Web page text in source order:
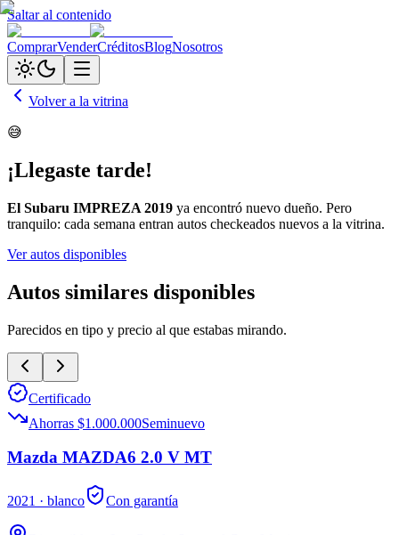
Saltar al contenido
ComprarVenderCréditosBlogNosotros
Volver a la vitrina
😅
¡Llegaste tarde!
El Subaru IMPREZA 2019 ya encontró nuevo dueño. Pero
tranquilo: cada semana entran autos checkeados nuevos a la vitrina.
Ver autos disponibles
Autos similares disponibles
Parecidos en tipo y precio al que estabas mirando.
Certificado
Ahorras $1.000.000Seminuevo
Mazda MAZDA6 2.0 V MT
2021 · blanco Con garantía